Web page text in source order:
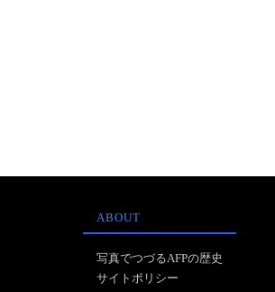
ABOUT
写真でつづるAFPの歴史
サイトポリシー